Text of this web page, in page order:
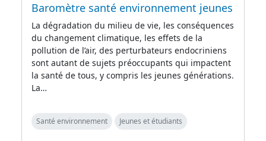
Baromètre santé environnement jeunes
La dégradation du milieu de vie, les conséquences
du changement climatique, les effets de la
pollution de l’air, des perturbateurs endocriniens
sont autant de sujets préoccupants qui impactent
la santé de tous, y compris les jeunes générations.
La…
Santé environnement Jeunes et étudiants